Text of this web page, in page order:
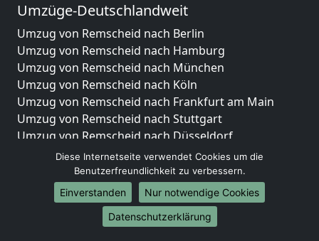
Umzüge-Deutschlandweit
Umzug von Remscheid nach Berlin
Umzug von Remscheid nach Hamburg
Umzug von Remscheid nach München
Umzug von Remscheid nach Köln
Umzug von Remscheid nach Frankfurt am Main
Umzug von Remscheid nach Stuttgart
Umzug von Remscheid nach Düsseldorf
Umzug von Remscheid nach Leipzig
Umzug von Remscheid nach Dortmund
Umzug von Remscheid nach Essen
Umzug von Remscheid nach Bremen
Umzug von Remscheid nach Dresden
Diese Internetseite verwendet Cookies um die
Benutzerfreundlichkeit zu verbessern.
Einverstanden
Nur notwendige Cookies
Datenschutzerklärung